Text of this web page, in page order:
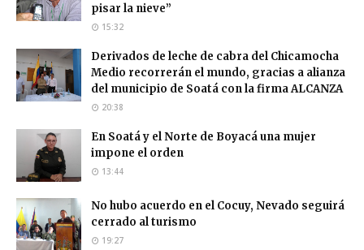
pisar la nieve”
15:32
Derivados de leche de cabra del Chicamocha
Medio recorrerán el mundo, gracias a alianza
del municipio de Soatá con la firma ALCANZA
20:38
En Soatá y el Norte de Boyacá una mujer
impone el orden
13:44
No hubo acuerdo en el Cocuy, Nevado seguirá
cerrado al turismo
19:27